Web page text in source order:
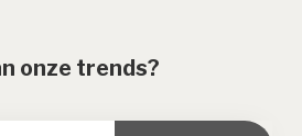
onze trends?